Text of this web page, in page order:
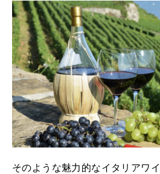
そのような魅力的なイタリアワ